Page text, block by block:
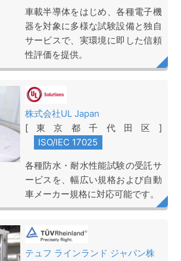
車載半導体をはじめ、各種電子機
器を対象に多様な試験設備と独自
サービスで、実環境に即した信頼
性評価を提供。
株式会社UL Japan
[東京都千代田区]
各種防水・耐水性能試験の受託サ
ービスを、幅広い規格および自動
車メーカー規格に対応可能です。
テュフ ラインランド ジャパン株